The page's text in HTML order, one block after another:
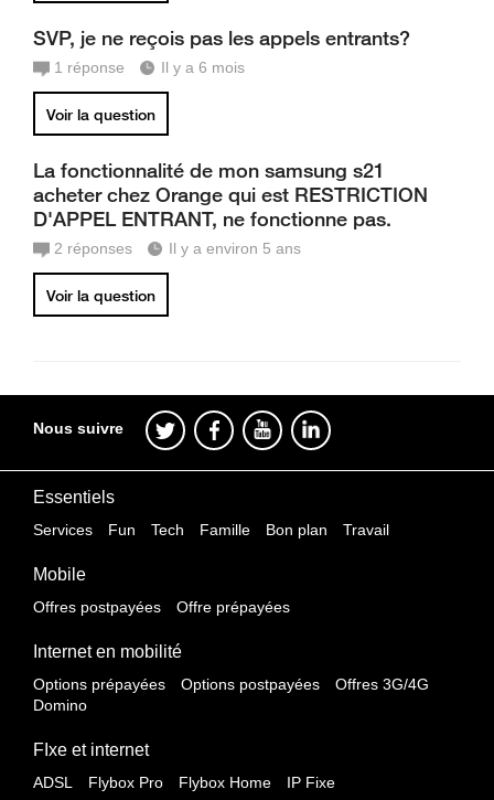
SVP, je ne reçois pas les appels entrants?
1 réponse Il y a 6 mois
Voir la question
La fonctionnalité de mon samsung s21
acheter chez Orange qui est RESTRICTION
D'APPEL ENTRANT, ne fonctionne pas.
2 réponses Il y a environ 5 ans
Voir la question
Nous suivre
Essentiels
Services Fun Tech Famille Bon plan Travail
Mobile
Offres postpayées Offre prépayées
Internet en mobilité
Options prépayées Options postpayées
Offres 3G/4G
Domino
FIxe et internet
ADSL Flybox Pro Flybox Home IP Fixe